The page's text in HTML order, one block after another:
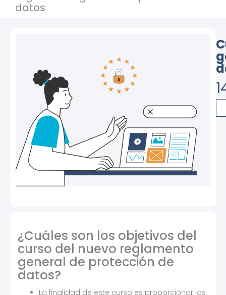
datos
del
¿Cuáles son los objetivos del
curso del nuevo reglamento
general de protección de
datos?
La finalidad de este curso es proporcionar los